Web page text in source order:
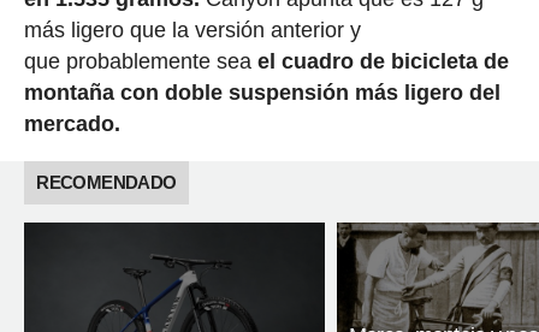
más ligero que la versión anterior y
que probablemente sea el cuadro de bicicleta de
montaña con doble suspensión más ligero del
mercado.
RECOMENDADO